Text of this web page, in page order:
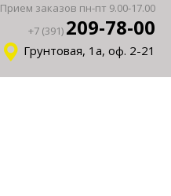
Прием заказов пн-пт 9.00-17.00
+7 (391) 209-78-00
Грунтовая, 1а, оф. 2-21